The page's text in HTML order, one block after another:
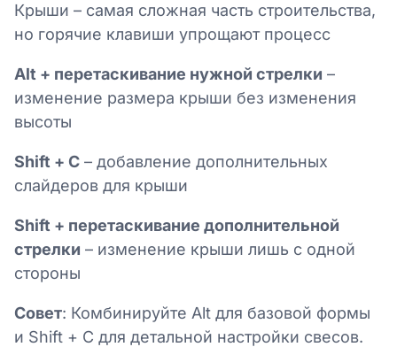
Крыши – самая сложная часть строительства,
но горячие клавиши упрощают процесс
Alt + перетаскивание нужной стрелки –
изменение размера крыши без изменения
высоты
Shift + C – добавление дополнительных
слайдеров для крыши
Shift + перетаскивание дополнительной
стрелки – изменение крыши лишь с одной
стороны
Совет: Комбинируйте Alt для базовой формы
и Shift + C для детальной настройки свесов.